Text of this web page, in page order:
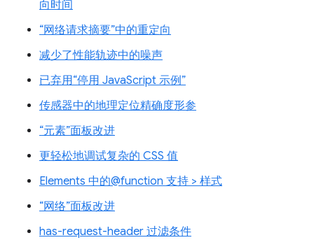
向时间
“网络请求摘要”中的重定向
减少了性能轨迹中的噪声
已弃用“停用 JavaScript 示例”
传感器中的地理定位精确度形参
“元素”面板改进
更轻松地调试复杂的 CSS 值
Elements 中的@function 支持 > 样式
“网络”面板改进
has-request-header 过滤条件